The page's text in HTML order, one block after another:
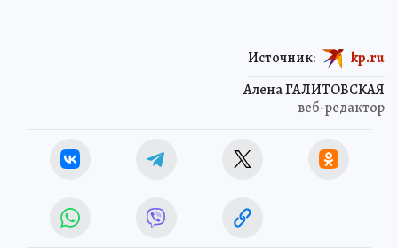
Алена ГАЛИТОВСКАЯ
веб-редактор
Источник: kp.ru